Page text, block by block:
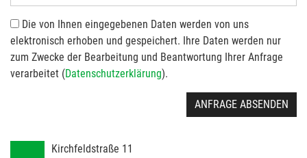
Die von Ihnen eingegebenen Daten werden von uns
elektronisch erhoben und gespeichert. Ihre Daten werden nur
zum Zwecke der Bearbeitung und Beantwortung Ihrer Anfrage
verarbeitet (Datenschutzerklärung).
ANFRAGE ABSENDEN
Kirchfeldstraße 11